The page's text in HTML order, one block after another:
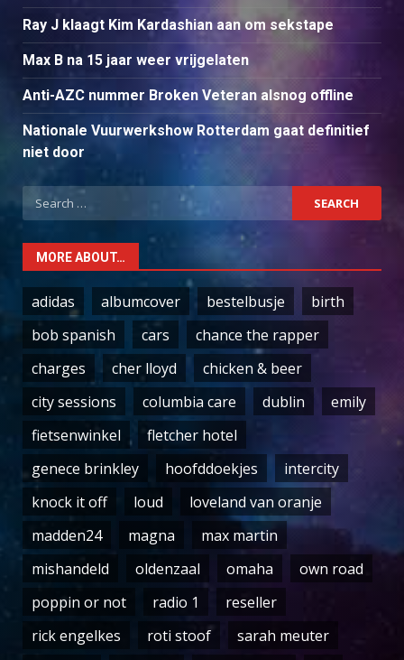
Ray J klaagt Kim Kardashian aan om sekstape
Max B na 15 jaar weer vrijgelaten
Anti-AZC nummer Broken Veteran alsnog offline
Nationale Vuurwerkshow Rotterdam gaat definitief
niet door
Search
for:
MORE ABOUT…
adidas albumcover bestelbusje
birth
bob spanish
cars
chance the rapper
charges
cher lloyd
chicken & beer
city sessions
columbia care dublin
emily
fietsenwinkel
fletcher hotel
genece brinkley
hoofddoekjes
intercity
knock it off
loud
loveland van oranje
madden24
magna
max martin
mishandeld
oldenzaal omaha
own road
poppin or not
radio 1
reseller
rick engelkes
roti stoof
sarah meuter